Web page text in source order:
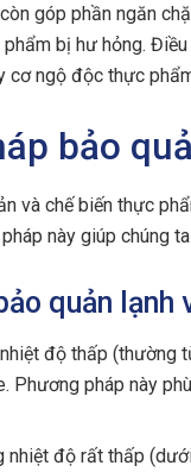
góp phần ngăn
bị hư hỏng.
cơ ngộ độc thực
bảo
và chế biến thực
này giúp chúng
quản lạnh
độ thấp (thường
Phương pháp này
nhiệt độ rất thấp